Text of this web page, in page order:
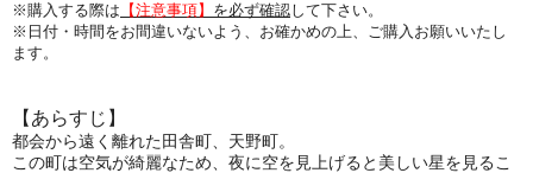
※購入する際は 【注意事項】 を必ず確認して下さい。
※日付・時間をお間違いないよう、 お確かめの上、ご購入お願いいたし
ます。
【あらすじ】
都会から遠く離れた田舎町、天野町。
この町は空気が綺麗なため、夜に空を見上げると美しい星を見るこ